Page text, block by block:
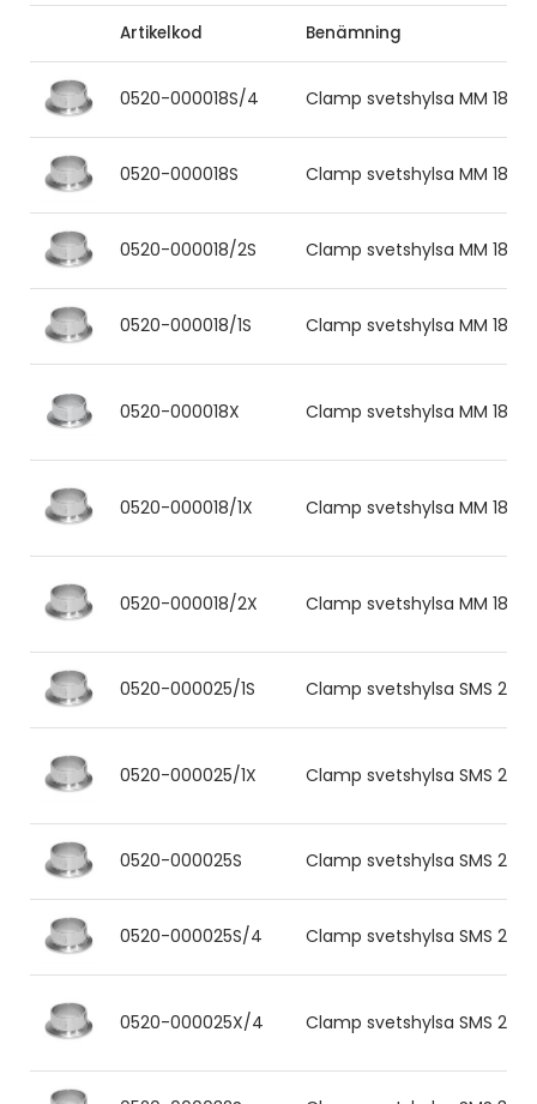
Artikelkod Benämning
0520-000018S/4 Clamp svetshylsa MM
0520-000018S Clamp svetshylsa MM
0520-000018/2S Clamp svetshylsa MM
0520-000018/1S Clamp svetshylsa MM
0520-000018X Clamp svetshylsa MM
0520-000018/1X Clamp svetshylsa MM
0520-000018/2X Clamp svetshylsa MM
0520-000025/1S Clamp svetshylsa SMS
0520-000025/1X Clamp svetshylsa SMS
0520-000025S Clamp svetshylsa SMS
0520-000025S/4 Clamp svetshylsa SMS
0520-000025X/4 Clamp svetshylsa SMS